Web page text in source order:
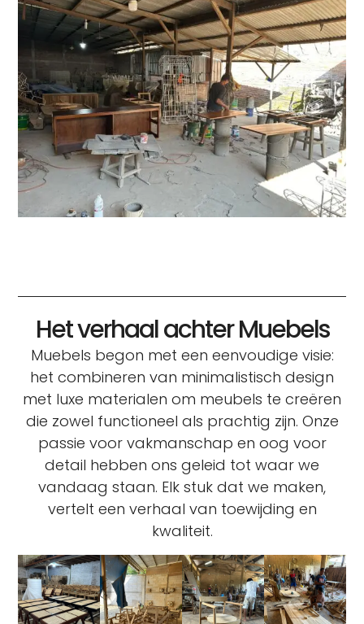
Het verhaal achter Muebels
Muebels begon met een eenvoudige visie:
het combineren van minimalistisch design
met luxe materialen om meubels te creëren
die zowel functioneel als prachtig zijn. Onze
passie voor vakmanschap en oog voor
detail hebben ons geleid tot waar we
vandaag staan. Elk stuk dat we maken,
vertelt een verhaal van toewijding en
kwaliteit.